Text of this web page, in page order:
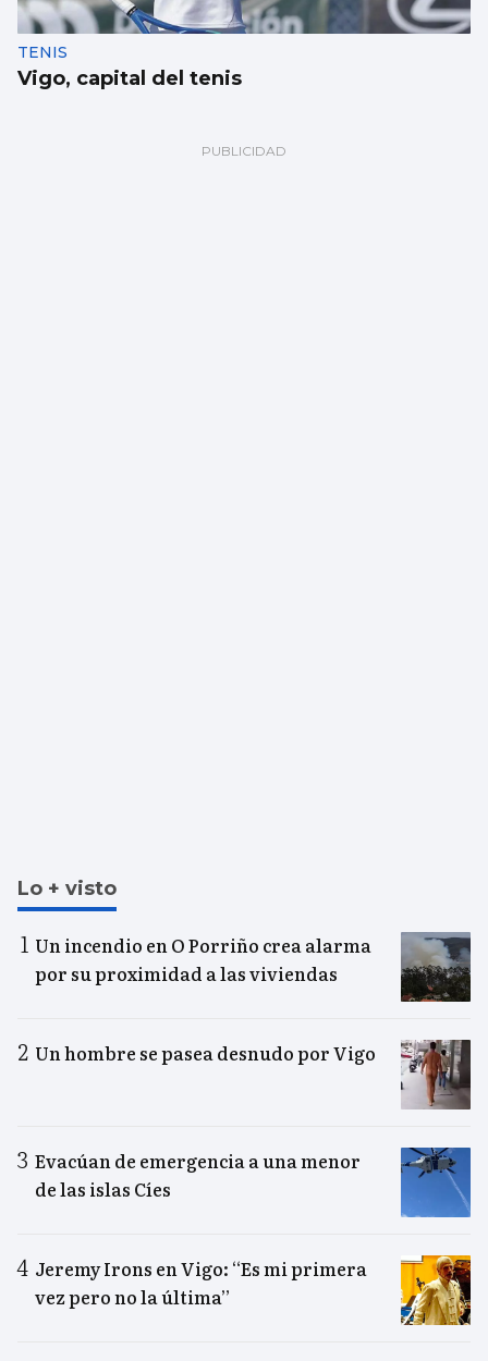
TENIS
Vigo, capital del tenis
Lo + visto
Un incendio en O Porriño crea alarma
por su proximidad a las viviendas
Un hombre se pasea desnudo por Vigo
Evacúan de emergencia a una menor
de las islas Cíes
Jeremy Irons en Vigo: “Es mi primera
vez pero no la última”